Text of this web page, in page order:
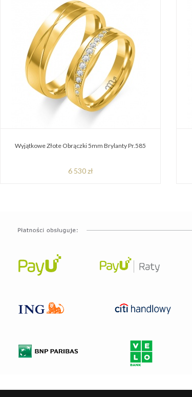
Wyjątkowe Złote Obrączki 5mm Brylanty Pr.585
6 530 zł